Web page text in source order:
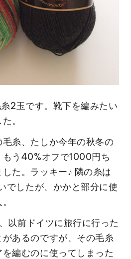
2玉です。靴下を編みたい
。
糸、たしか今年の秋冬の
もう40%オフで1000円ち
た。ラッキー♪ 隣の糸は
でしたが、かかと部分に使
以前ドイツに旅行に行った
あるのですが、その毛糸
編むのに使ってしまった